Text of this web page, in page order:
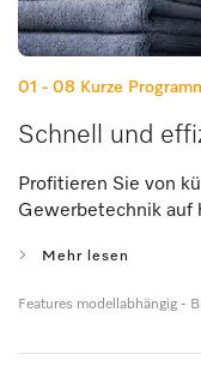
01 - 08 Kurze
Schnell und
Profitieren Sie von
Gewerbetechnik auf
Mehr lesen
Features modellabhängig -